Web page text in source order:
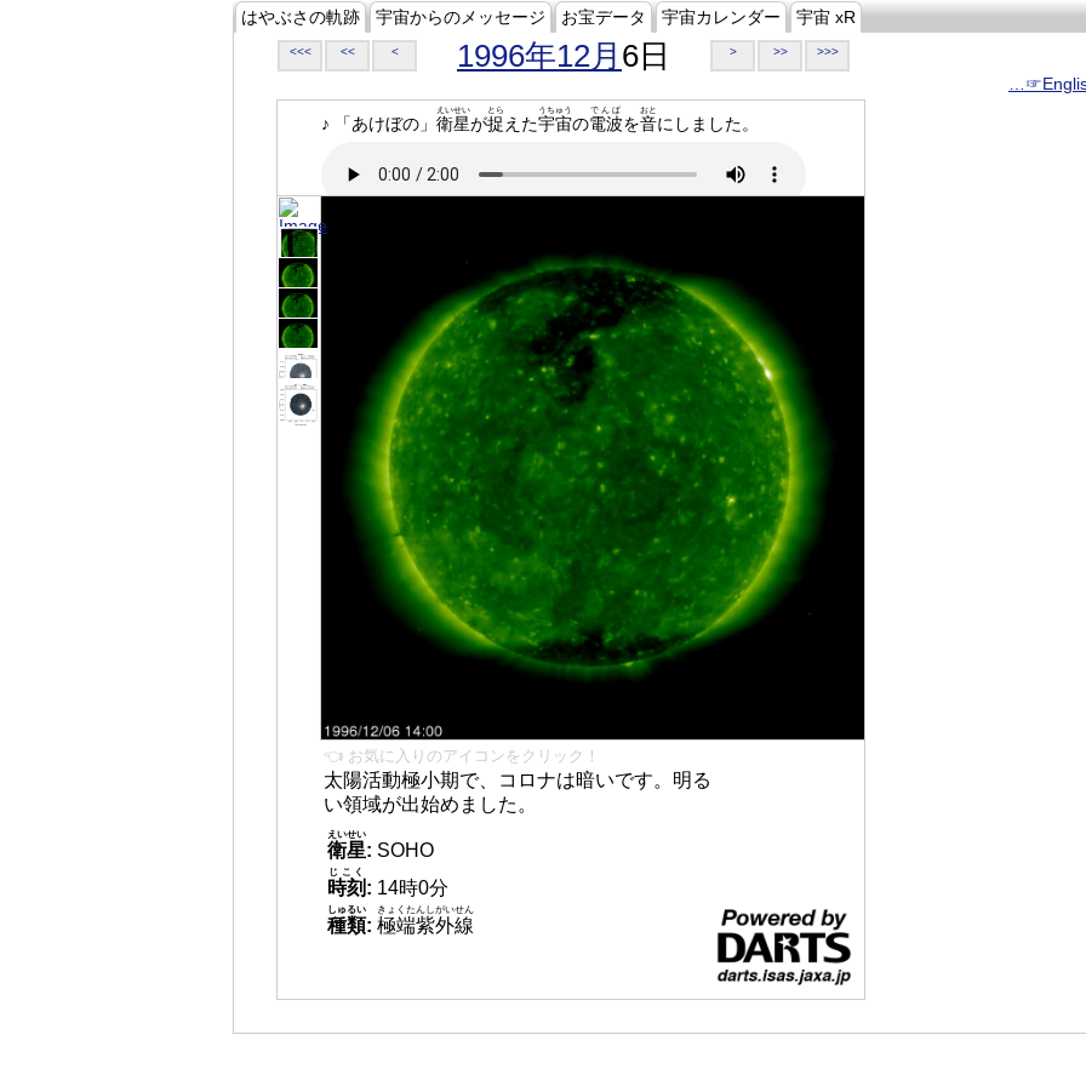
はやぶさの軌跡 宇宙からのメッセージ お宝データ 宇宙カレンダー 宇宙 xR
<<< << < 1996年12月 6日 > >> >>>
♪ 「あけぼの」 衛星
えいせい
が捉
とら
えた宇宙
うちゅう
の電波
でんぱ
を音
おと
にしました。
👈 お気に入りのアイコンをクリック！
太陽活動極小期で、コロナは暗いです。明る
い領域が出始めました。
衛星
えいせい
: SOHO
時刻
じこく
: 14時0分
種類
しゅるい
: 極端紫外線
きょくたんしがいせん